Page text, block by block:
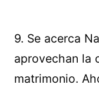
9. Se acerca
aprovechan la
matrimonio.